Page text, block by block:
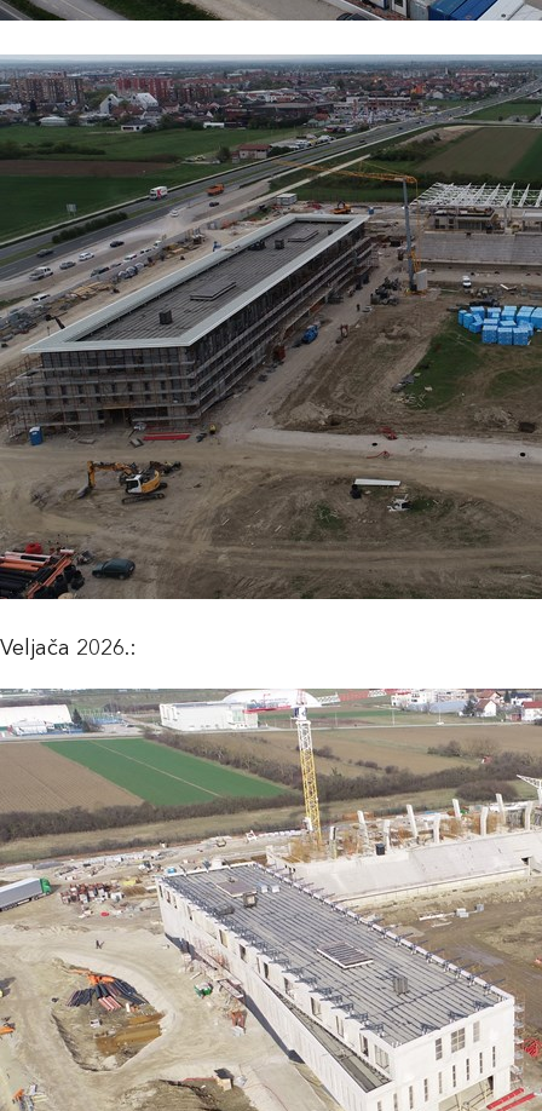
Veljača 2026.: